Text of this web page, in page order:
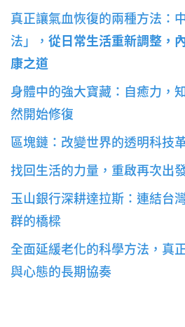
真正讓氣血恢復的兩種方法：
法」， 從日常生活重新調整，
康之道
身體中的強大寶藏：自癒力，
然開始修復
區塊鏈：改變世界的透明科技
找回生活的力量，重啟再次出
玉山銀行深耕達拉斯：連結台
群的橋樑
全面延緩老化的科學方法，真
與心態的長期協奏